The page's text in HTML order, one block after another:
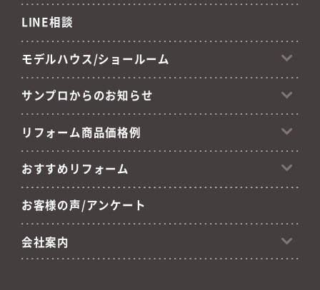
LINE相談
モデルハウス/ショールーム
サンプロからのお知らせ
リフォーム商品価格例
おすすめリフォーム
お客様の声/アンケート
会社案内